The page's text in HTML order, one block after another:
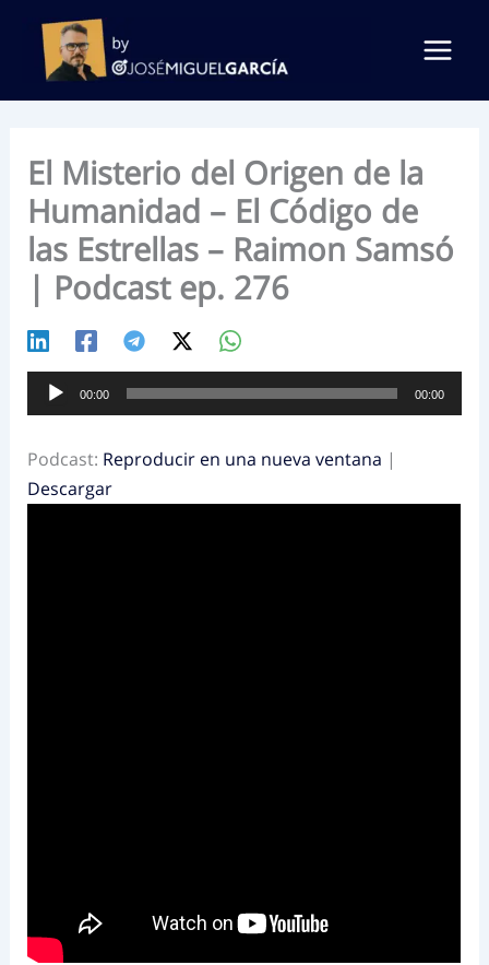
contenido
El Misterio del Origen de la
Humanidad – El Código de
las Estrellas – Raimon Samsó
| Podcast ep. 276
Reproductor
de
00:00 00:00
Podcast: Reproducir en una nueva ventana |
Descargar